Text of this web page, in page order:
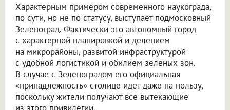
Характерным примером современного наукограда,
по сути, но не по статусу, выступает подмосковный
Зеленоград. Фактически это автономный город
с характерной планировкой и делением
на микрорайоны, развитой инфраструктурой
с удобной логистикой и обилием зеленых зон.
В случае с Зеленоградом его официальная
«принадлежность» столице идет даже на пользу,
поскольку жители получают все вытекающие
из этого привилегии.